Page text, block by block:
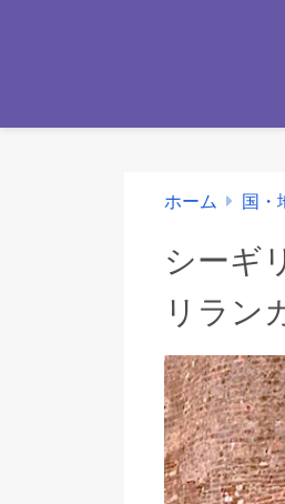
ホーム 国・
シーギ
リラン